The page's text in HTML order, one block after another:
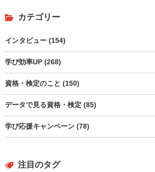
カテゴリー
インタビュー (154)
学び効率UP (268)
資格・検定のこと (150)
データで見る資格・検定 (85)
学び応援キャンペーン (78)
注目のタグ